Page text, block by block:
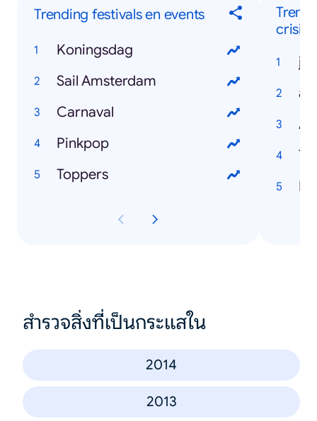
Trending festivals en events
Koningsdag
Sail Amsterdam
Carnaval
Pinkpop
Toppers
crisis
je
สำรวจสิ่งที่เป็นกระแสใน
2014
2013